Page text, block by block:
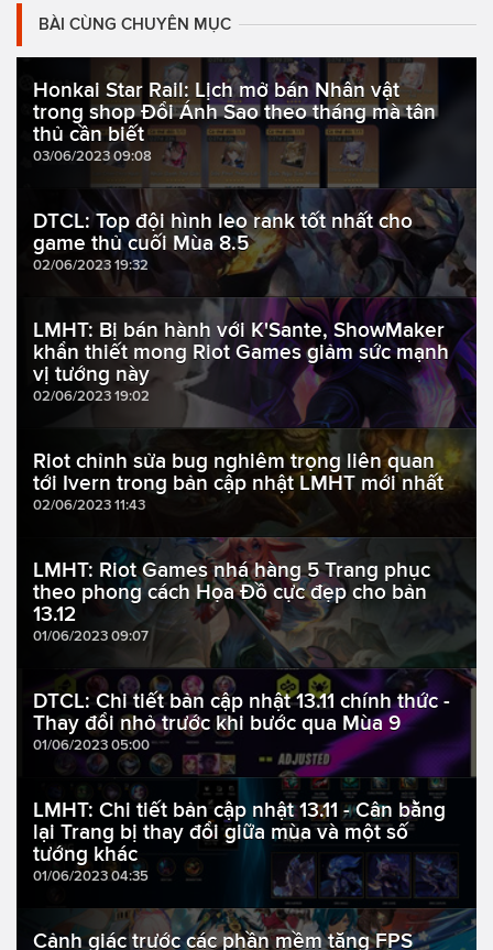
BÀI CÙNG CHUYÊN MỤC
Honkai Star Rail: Lịch mở bán Nhân vật
trong shop Đổi Ánh Sao theo tháng mà tân
thủ cần biết
03/06/2023 09:08
DTCL: Top đội hình leo rank tốt nhất cho
game thủ cuối Mùa 8.5
02/06/2023 19:32
LMHT: Bị bán hành với K'Sante, ShowMaker
khẩn thiết mong Riot Games giảm sức mạnh
vị tướng này
02/06/2023 19:02
Riot chỉnh sửa bug nghiêm trọng liên quan
tới Ivern trong bản cập nhật LMHT mới nhất
02/06/2023 11:43
LMHT: Riot Games nhá hàng 5 Trang phục
theo phong cách Họa Đồ cực đẹp cho bản
13.12
01/06/2023 09:07
DTCL: Chi tiết bản cập nhật 13.11 chính thức -
Thay đổi nhỏ trước khi bước qua Mùa 9
01/06/2023 05:00
LMHT: Chi tiết bản cập nhật 13.11 - Cân bằng
lại Trang bị thay đổi giữa mùa và một số
tướng khác
01/06/2023 04:35
Cảnh giác trước các phần mềm tăng FPS